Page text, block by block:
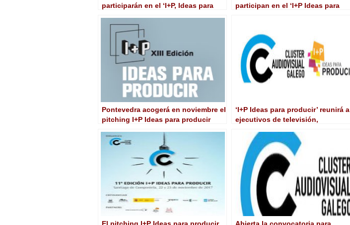
participarán en el ‘I+P, Ideas para
participan en el ‘I+P Ideas para
Pontevedra acogerá en noviembre el
pitching I+P Ideas para producir
‘I+P Ideas para producir’ reunirá a
ejecutivos de televisión,
El pitching I+P Ideas para producir Abierta la convocatoria para